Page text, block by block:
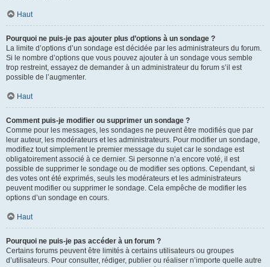
Haut
Pourquoi ne puis-je pas ajouter plus d’options à un sondage ?
La limite d’options d’un sondage est décidée par les administrateurs du forum.
Si le nombre d’options que vous pouvez ajouter à un sondage vous semble
trop restreint, essayez de demander à un administrateur du forum s’il est
possible de l’augmenter.
Haut
Comment puis-je modifier ou supprimer un sondage ?
Comme pour les messages, les sondages ne peuvent être modifiés que par
leur auteur, les modérateurs et les administrateurs. Pour modifier un sondage,
modifiez tout simplement le premier message du sujet car le sondage est
obligatoirement associé à ce dernier. Si personne n’a encore voté, il est
possible de supprimer le sondage ou de modifier ses options. Cependant, si
des votes ont été exprimés, seuls les modérateurs et les administrateurs
peuvent modifier ou supprimer le sondage. Cela empêche de modifier les
options d’un sondage en cours.
Haut
Pourquoi ne puis-je pas accéder à un forum ?
Certains forums peuvent être limités à certains utilisateurs ou groupes
d’utilisateurs. Pour consulter, rédiger, publier ou réaliser n’importe quelle autre